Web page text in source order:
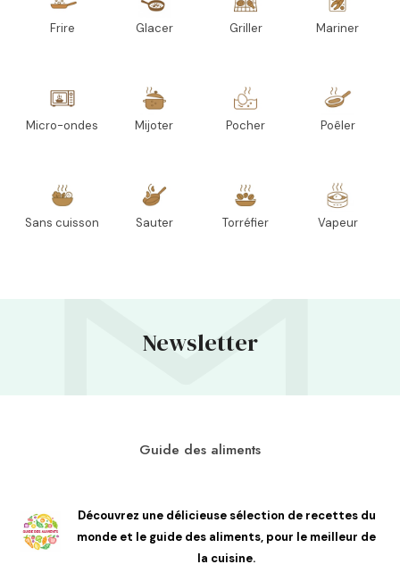
Frire Glacer Griller Mariner
Micro-ondes Mijoter Pocher Poêler
Sans cuisson Sauter Torréfier Vapeur
Newsletter
Guide des aliments
Découvrez une délicieuse sélection de recettes du
monde et le guide des aliments, pour le meilleur de
la cuisine.